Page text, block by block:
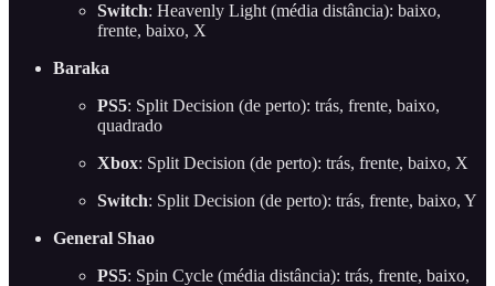
Switch: Heavenly Light (média distância): baixo,
frente, baixo, X
Baraka
PS5: Split Decision (de perto): trás, frente, baixo,
quadrado
Xbox: Split Decision (de perto): trás, frente, baixo, X
Switch: Split Decision (de perto): trás, frente, baixo, Y
General Shao
PS5: Spin Cycle (média distância): trás, frente, baixo,